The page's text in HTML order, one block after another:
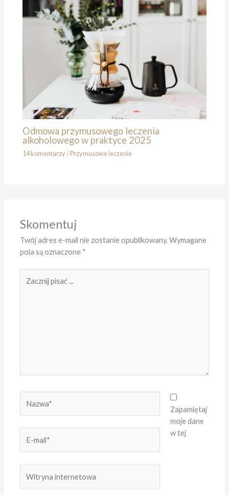
Odmowa przymusowego leczenia
alkoholowego w praktyce 2025
14 komentarzy/Przymusowe leczenie
Skomentuj
Twój adres e-mail nie zostanie opublikowany.Wymagane
pola są oznaczone *
pisać
mail*
internetowa
Zapamiętaj
moje dane
w tej